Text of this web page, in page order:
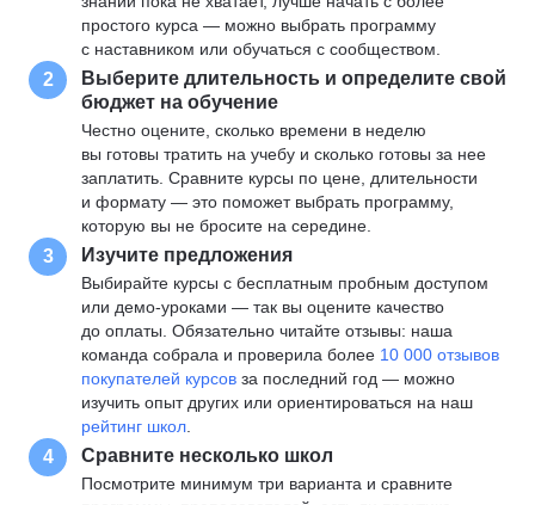
простого курса — можно выбрать программу
с наставником или обучаться с сообществом.
2
Выберите длительность и определите свой
бюджет на обучение
Честно оцените, сколько времени в неделю
вы готовы тратить на учебу и сколько готовы за нее
заплатить. Сравните курсы по цене, длительности
и формату — это поможет выбрать программу,
которую вы не бросите на середине.
3 Изучите предложения
Выбирайте курсы с бесплатным пробным доступом
или демо-уроками — так вы оцените качество
до оплаты. Обязательно читайте отзывы: наша
команда собрала и проверила более 10 000 отзывов
покупателей курсов за последний год — можно
изучить опыт других или ориентироваться на наш
рейтинг школ
4 Сравните несколько школ
Посмотрите минимум три варианта и сравните